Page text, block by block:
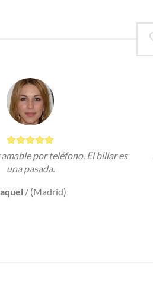
amable por teléfono. El billar es
una pasada.
/ (Madrid)